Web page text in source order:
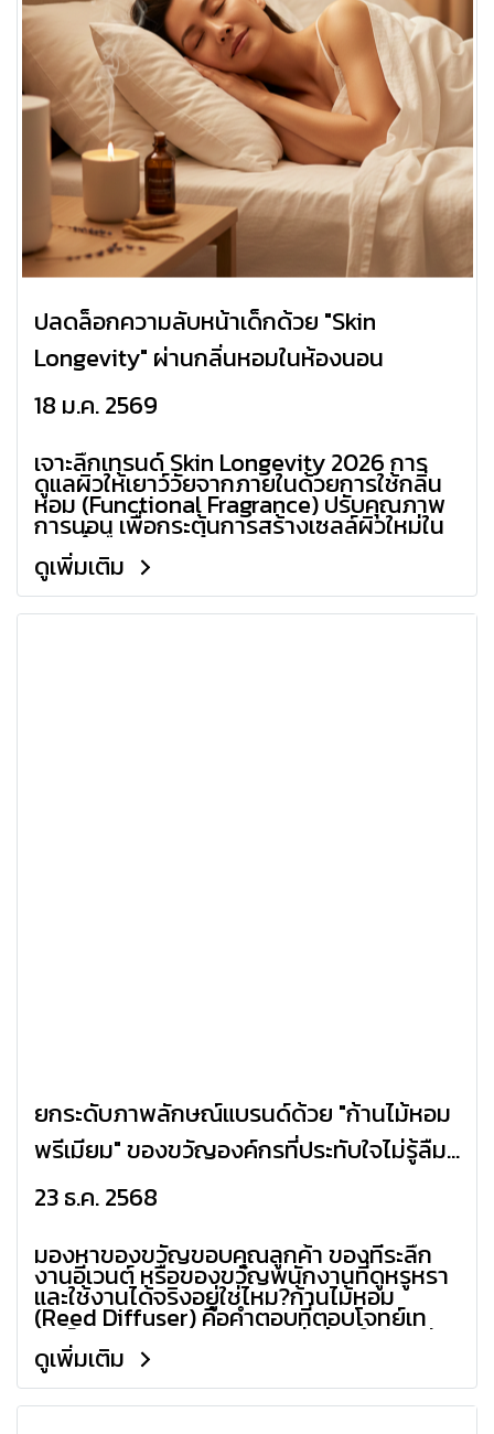
ปลดล็อกความลับหน้าเด็กด้วย "Skin
Longevity" ผ่านกลิ่นหอมในห้องนอน
18 ม.ค. 2569
เจาะลึกเทรนด์ Skin Longevity 2026 การ
ดูแลผิวให้เยาว์วัยจากภายในด้วยการใช้กลิ่น
หอม (Functional Fragrance) ปรับคุณภาพ
การนอน เพื่อกระตุ้นการสร้างเซลล์ผิวใหม่ใน
ยามค่ำคืน
ดูเพิ่มเติม
ยกระดับภาพลักษณ์แบรนด์ด้วย "ก้านไม้หอม
พรีเมียม" ของขวัญองค์กรที่ประทับใจไม่รู้ลืม
(Corporate Gifts)
23 ธ.ค. 2568
มองหาของขวัญขอบคุณลูกค้า ของที่ระลึก
งานอีเวนต์ หรือของขวัญพนักงานที่ดูหรูหรา
และใช้งานได้จริงอยู่ใช่ไหม?ก้านไม้หอม
(Reed Diffuser) คือคำตอบที่ตอบโจทย์เท
รนด์ Wellness และการตกแต่งบ้านในปัจจุบัน
เปลี่ยนจากของขวัญทั่วไป ให้กลายเป็น "ความ
ทรงจำที่หอมละมุน" ในทุกครั้งที่ลูกค้าได้กลิ่น
ดูเพิ่มเติม